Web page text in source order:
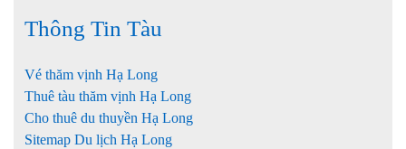
Thông Tin Tàu
Vé thăm vịnh Hạ Long
Thuê tàu thăm vịnh Hạ Long
Cho thuê du thuyền Hạ Long
Sitemap Du lịch Hạ Long